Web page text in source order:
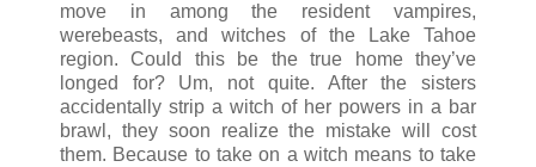
move in among the resident vampires,
werebeasts, and witches of the Lake Tahoe
region. Could this be the true home they’ve
longed for? Um, not quite. After the sisters
accidentally strip a witch of her powers in a bar
brawl, they soon realize the mistake will cost
them. Because to take on a witch means to take